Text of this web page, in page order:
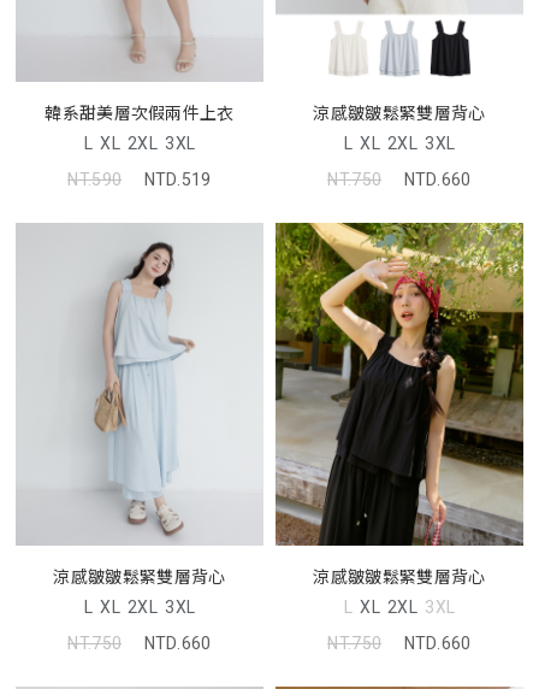
韓系甜美層次假兩件上衣
L XL 2XL 3XL
NT.590
NTD.519
涼感皺皺鬆緊雙層背心
L XL 2XL 3XL
NT.750
NTD.660
涼感皺皺鬆緊雙層背心
L XL 2XL 3XL
NT.750
NTD.660
涼感皺皺鬆緊雙層背心
L XL 2XL 3XL
NT.750
NTD.660